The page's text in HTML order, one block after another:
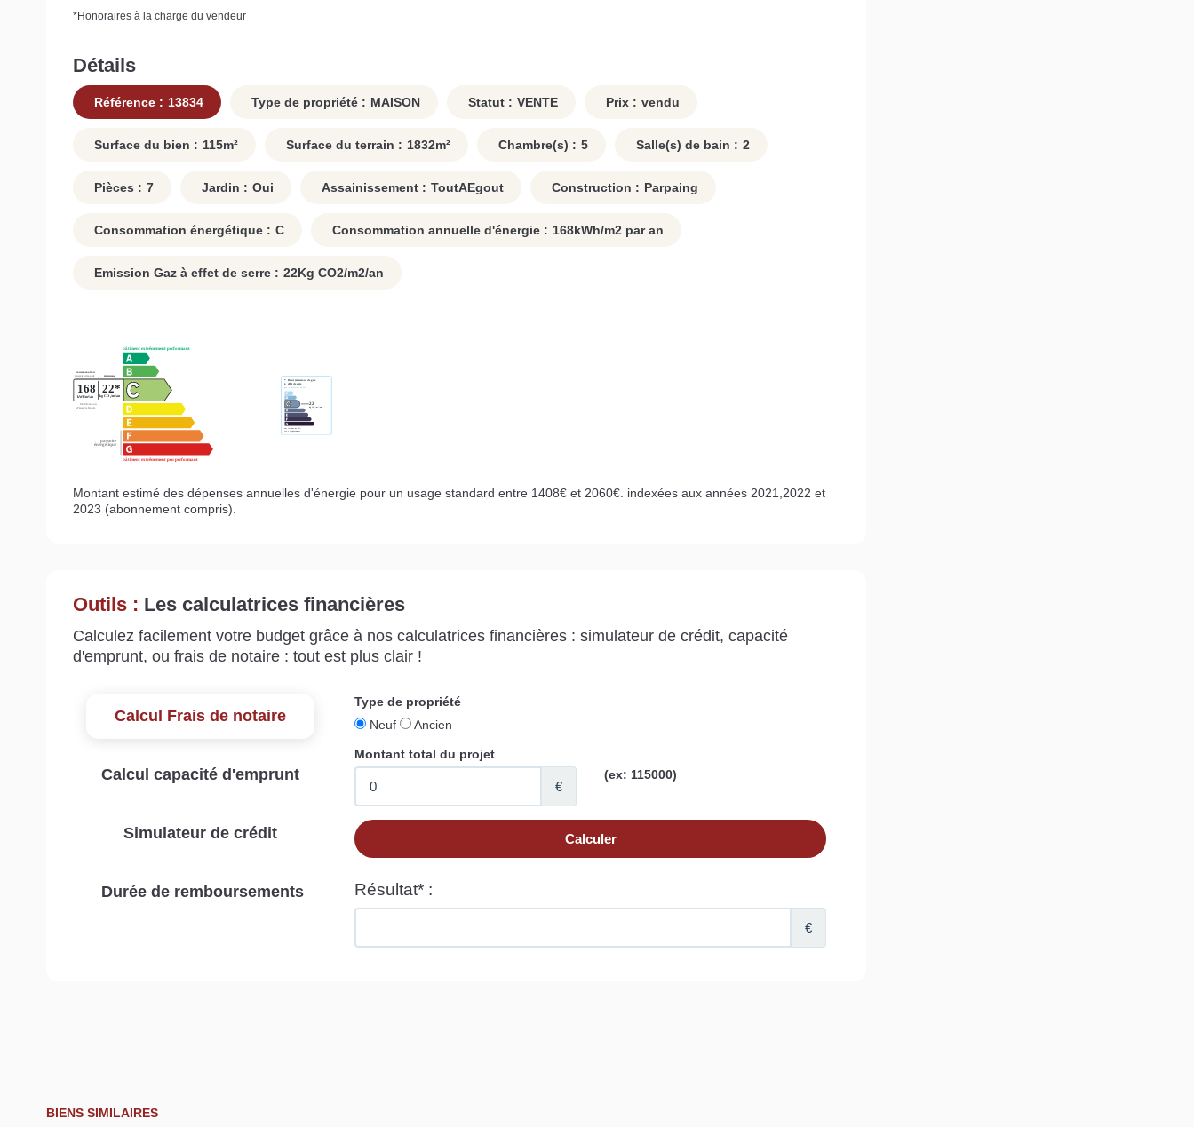
*Honoraires à la charge du vendeur
Détails
Référence : 13834 Type de propriété : MAISON Statut : VENTE Prix : vendu
Surface du bien : 115m² Surface du terrain : 1832m² Chambre(s) : 5 Salle(s) de bain : 2
Pièces : 7 Jardin : Oui Assainissement : ToutAEgout Construction : Parpaing
Consommation énergétique : C Consommation annuelle d'énergie : 168kWh/m2 par an
Emission Gaz à effet de serre : 22Kg CO2/m2/an
Montant estimé des dépenses annuelles d'énergie pour un usage standard entre 1408€ et 2060€. indexées aux années 2021,2022 et
2023 (abonnement compris).
Outils : Les calculatrices financières
Calculez facilement votre budget grâce à nos calculatrices financières : simulateur de crédit, capacité
d'emprunt, ou frais de notaire : tout est plus clair !
Calcul Frais de notaire
Calcul capacité d'emprunt
Simulateur de crédit
Durée de remboursements
BIENS SIMILAIRES